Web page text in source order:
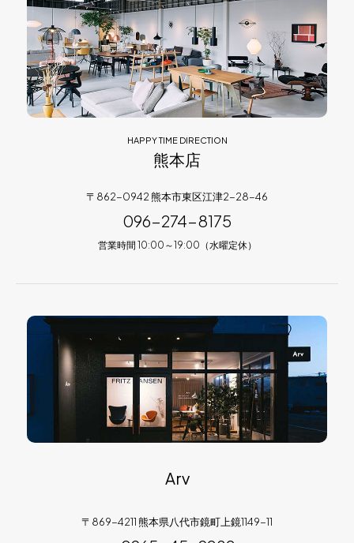
HAPPY TIME DIRECTION
熊本店
〒862-0942 熊本市東区江津2-28-46
096-274-8175
営業時間 10:00～19:00（水曜定休）
Arv
〒869-4211 熊本県八代市鏡町上鏡1149-11